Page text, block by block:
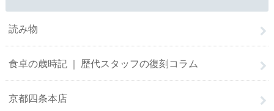
読み物
食卓の歳時記 ｜ 歴代スタッフの復刻コラム
京都四条本店